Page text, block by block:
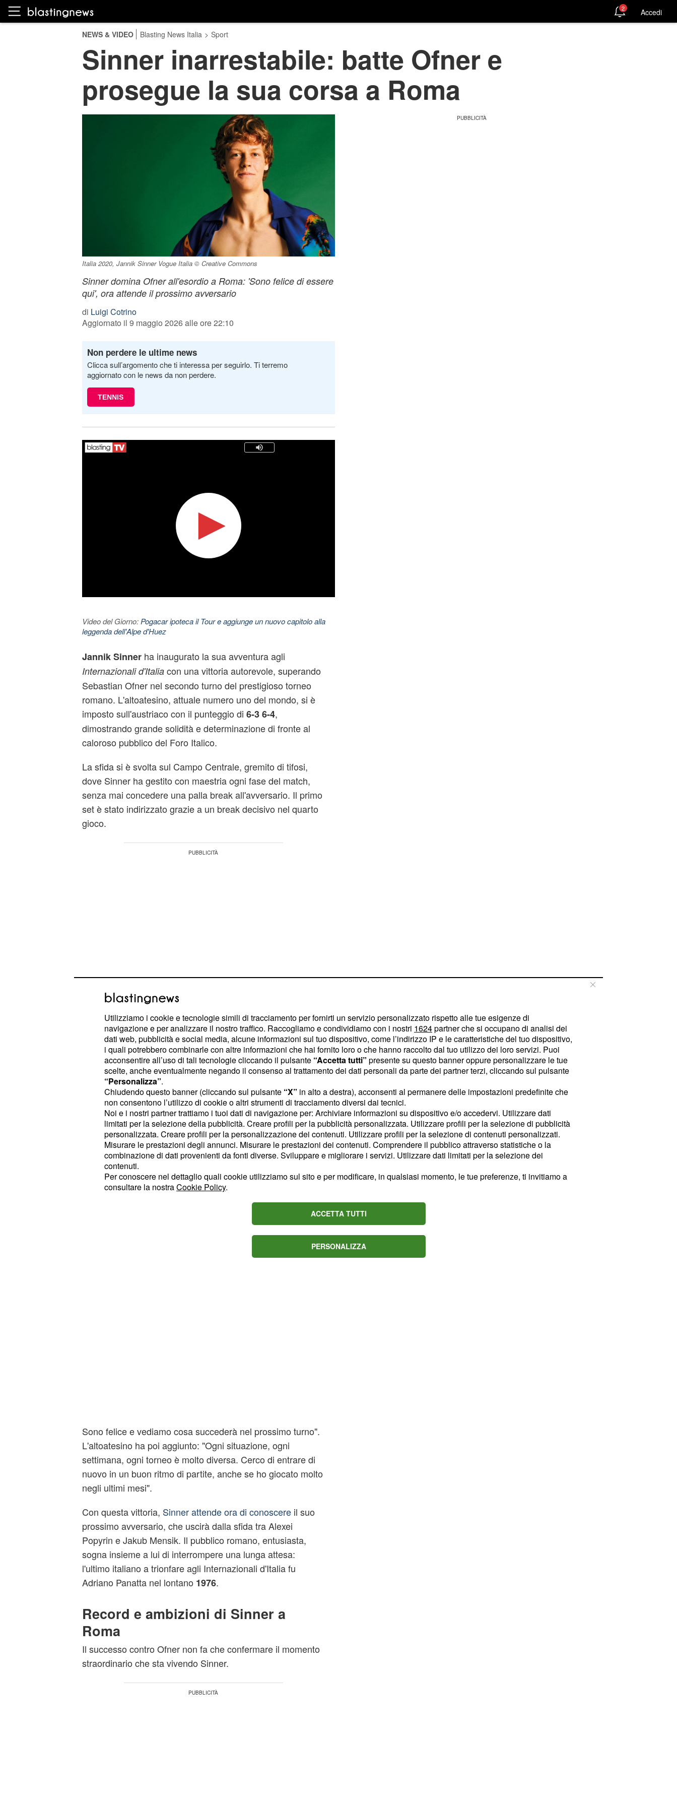
2 Accedi
NEWS & VIDEO Blasting News Italia > Sport
Sinner inarrestabile: batte Ofner e
prosegue la sua corsa a Roma
Italia 2020, Jannik Sinner Vogue Italia © Creative Commons
Sinner domina Ofner all'esordio a Roma: 'Sono felice di essere
qui', ora attende il prossimo avversario
di Luigi Cotrino
Aggiornato il 9 maggio 2026 alle ore 22:10
Non perdere le ultime news
Clicca sull’argomento che ti interessa per seguirlo. Ti terremo
aggiornato con le news da non perdere.
TENNIS
Video del Giorno: Pogacar ipoteca il Tour e aggiunge un nuovo capitolo alla
leggenda dell'Alpe d'Huez
Jannik Sinnerha inaugurato la sua avventura agli
Internazionali d'Italiacon una vittoria autorevole, superando
Sebastian Ofner nel secondo turno del prestigioso torneo
romano. L'altoatesino, attuale numero uno del mondo, si è
imposto sull'austriaco con il punteggio di 6-3 6-4,
dimostrando grande solidità e determinazione di fronte al
caloroso pubblico del Foro Italico.
La sfida si è svolta sul Campo Centrale, gremito di tifosi,
dove Sinner ha gestito con maestria ogni fase del match,
senza mai concedere una palla break all'avversario. Il primo
set è stato indirizzato grazie a un break decisivo nel quarto
gioco.
Nel secondo parziale, l'azzurro ha subito strappato il
servizio a Ofner, mantenendo poi il vantaggio fino alla
conclusione. Nonostante due interruzioni del gioco per
emergenze mediche tra il pubblico, la concentrazione di
Sinner è rimasta immutata.
Un esordio convincente e un sogno
da coltivare
Al termine dell'incontro, Sinner ha condiviso la sua
soddisfazione per il ritorno nella capitale: "È una sensazione
incredibile essere di nuovo qui. Nel primo match la cosa più
importante è non perdere, poi il livello arriverà giorno dopo
giorno. Sono molto felice di essere qui, è sempre stato un
Sono felice e vediamo cosa succederà nel prossimo turno".
L'altoatesino ha poi aggiunto: "Ogni situazione, ogni
settimana, ogni torneo è molto diversa. Cerco di entrare di
nuovo in un buon ritmo di partite, anche se ho giocato molto
negli ultimi mesi".
Con questa vittoria, Sinner attende ora di conoscereil suo
prossimo avversario, che uscirà dalla sfida tra Alexei
Popyrin e Jakub Mensik. Il pubblico romano, entusiasta,
sogna insieme a lui di interrompere una lunga attesa:
l'ultimo italiano a trionfare agli Internazionali d'Italia fu
Adriano Panatta nel lontano 1976.
Record e ambizioni di Sinner a
Roma
Il successo contro Ofner non fa che confermare il momento
straordinario che sta vivendo Sinner.
Utilizziamo i cookie e tecnologie simili di tracciamento per fornirti un servizio personalizzato rispetto alle tue esigenze di
navigazione e per analizzare il nostro traffico. Raccogliamo e condividiamo con i nostri 1624partner che si occupano di analisi dei
dati web, pubblicità e social media, alcune informazioni sul tuo dispositivo, come l’indirizzo IP e le caratteristiche del tuo dispositivo,
i quali potrebbero combinarle con altre informazioni che hai fornito loro o che hanno raccolto dal tuo utilizzo dei loro servizi. Puoi
acconsentire all’uso di tali tecnologie cliccando il pulsante “Accetta tutti” presente su questo banner oppure personalizzare le tue
scelte, anche eventualmente negando il consenso al trattamento dei dati personali da parte dei partner terzi, cliccando sul pulsante
“Personalizza”.
Chiudendo questo banner (cliccando sul pulsante “X” in alto a destra), acconsenti al permanere delle impostazioni predefinite che
non consentono l’utilizzo di cookie o altri strumenti di tracciamento diversi dai tecnici.
Noi e i nostri partner trattiamo i tuoi dati di navigazione per: Archiviare informazioni su dispositivo e/o accedervi. Utilizzare dati
limitati per la selezione della pubblicità. Creare profili per la pubblicità personalizzata. Utilizzare profili per la selezione di pubblicità
personalizzata. Creare profili per la personalizzazione dei contenuti. Utilizzare profili per la selezione di contenuti personalizzati.
Misurare le prestazioni degli annunci. Misurare le prestazioni dei contenuti. Comprendere il pubblico attraverso statistiche o la
combinazione di dati provenienti da fonti diverse. Sviluppare e migliorare i servizi. Utilizzare dati limitati per la selezione dei
contenuti.
Per conoscere nel dettaglio quali cookie utilizziamo sul sito e per modificare, in qualsiasi momento, le tue preferenze, ti invitiamo a
consultare la nostraCookie Policy.
ACCETTA TUTTI
PERSONALIZZA